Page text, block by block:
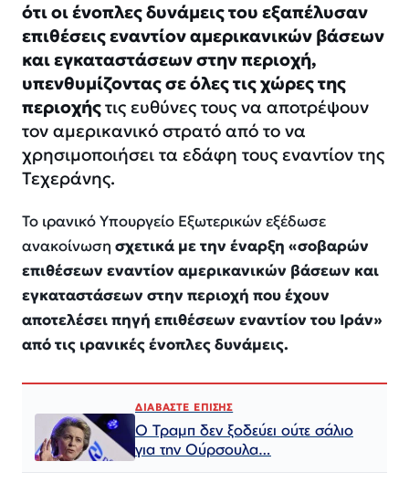
ότι οι ένοπλες δυνάμεις του εξαπέλυσαν
επιθέσεις εναντίον αμερικανικών βάσεων
και εγκαταστάσεων στην περιοχή,
υπενθυμίζοντας σε όλες τις χώρες της
περιοχήςτις ευθύνες τους να αποτρέψουν
τον αμερικανικό στρατό από το να
χρησιμοποιήσει τα εδάφη τους εναντίον της
Τεχεράνης.
Το ιρανικό Υπουργείο Εξωτερικών εξέδωσε
ανακοίνωση σχετικά με την έναρξη «σοβαρών
επιθέσεων εναντίον αμερικανικών βάσεων και
εγκαταστάσεων στην περιοχή που έχουν
αποτελέσει πηγή επιθέσεων εναντίον του Ιράν»
από τις ιρανικές ένοπλες δυνάμεις.
ΔΙΑΒΑΣΤΕ ΕΠΙΣΗΣ
Ο Τραμπ δεν ξοδεύει ούτε σάλιο
για την Ούρσουλα…